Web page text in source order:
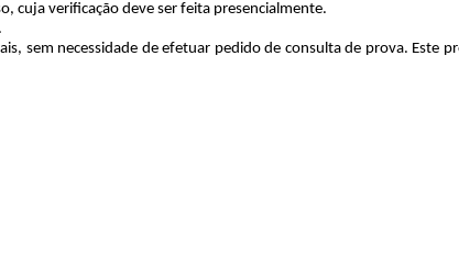
cuja verificação deve ser feita presencialmente.
sem necessidade de efetuar pedido de consulta de prova. Este